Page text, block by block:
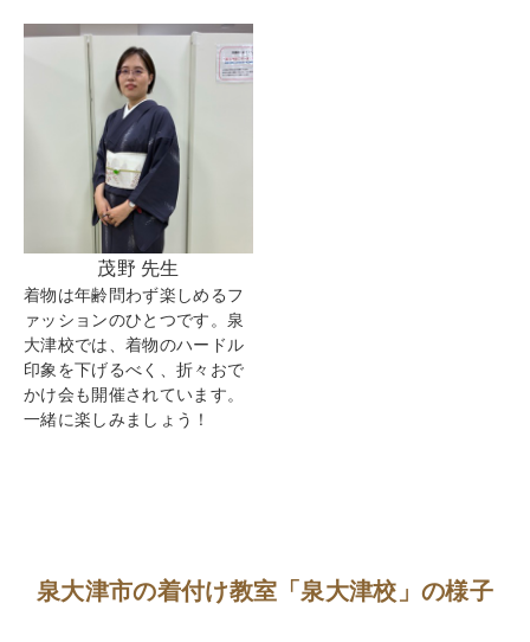
茂野 先生
着物は年齢問わず楽しめるフ
ァッションのひとつです。泉
大津校では、着物のハードル
印象を下げるべく、折々おで
かけ会も開催されています。
一緒に楽しみましょう！
泉大津市の着付け教室「泉大津校」の様子